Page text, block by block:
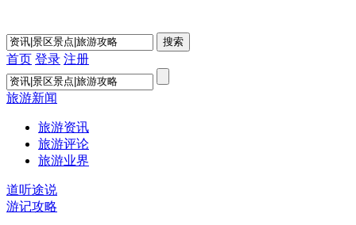
首页 登录 注册
旅游新闻
旅游资讯
旅游评论
旅游业界
道听途说
游记攻略